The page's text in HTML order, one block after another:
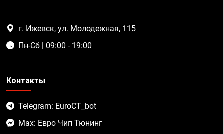
г. Ижевск, ул. Молодежная, 115
Пн-Сб | 09:00 - 19:00
Контакты
Telegram: EuroCT_bot
Max: Евро Чип Тюнинг